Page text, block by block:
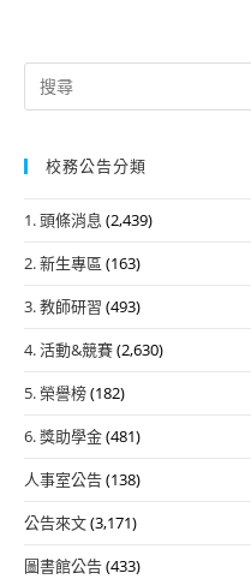
Search
for:
校務公告分類
1. 頭條消息 (2,439)
2. 新生專區 (163)
3. 教師研習 (493)
4. 活動&競賽(2,630)
5. 榮譽榜(182)
6. 獎助學金(481)
人事室公告(138)
公告來文(3,171)
圖書館公告(433)